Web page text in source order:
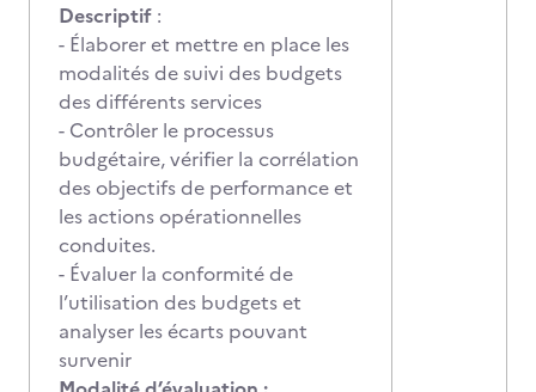
Descriptif :
- Élaborer et mettre en place les
modalités de suivi des budgets
des différents services
- Contrôler le processus
budgétaire, vérifier la corrélation
des objectifs de performance et
les actions opérationnelles
conduites.
- Évaluer la conformité de
l’utilisation des budgets et
analyser les écarts pouvant
survenir